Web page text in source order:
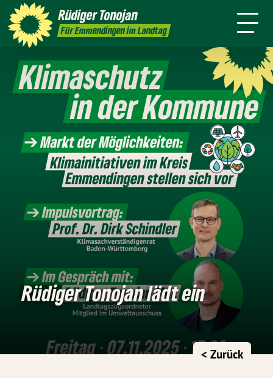
RüdigerTonojan
Für Emmendingen im Landtag
Termine Presse
Über mich Landtag
Rüdiger Tonojan lädt ein
< Zurück